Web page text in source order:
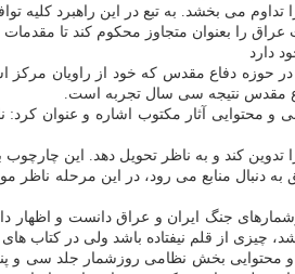
تداوم می بخشد. به تبع در این راهبرد
عراق را بعنوان متجاوز محکوم کند تا
دفاع مقدس که خود از راویان مرکز
مقدس نتیجه سی سال تجربه است.
آثار مکتوب اشاره و عنوان کرد:
کند و به ناظر تحویل دهد. این
دنبال منابع می رود، در این مرحله
چیزی از قلم نیفتاده باشد ولی در کتاب
بخش نظامی روزشمار جلد سی و